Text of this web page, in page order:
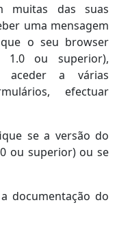
muitas das suas
uma mensagem
o seu browser
1.0 ou superior),
a várias
efectuar
se a versão do
ou superior) ou se
documentação do